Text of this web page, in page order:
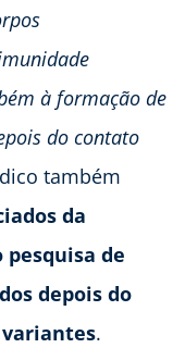
à formação de
do contato
também
da
de
depois do
.